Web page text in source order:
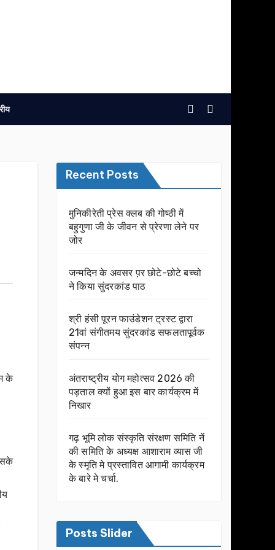
के
Recent Posts
मुनिकीरेती प्रेस क्लब की गोष्ठी में
बहुगुणा जी के जीवन से प्रेरणा लेने पर
जोर
जन्मदिन के अवसर प़र छोटे-छोटे बच्चो
ने किया सुंदरकांड पाठ
श्री हंसी पूरन फाउंडेशन ट्रस्ट द्वारा
21वां संगीतमय सुंदरकांड सफलतापूर्वक
संपन्न
अंतराष्ट्रीय योग महोत्सव 2026 की
पड़ताल क्यों हुआ इस बार कार्यक्रम में
निखार
गढ़ भूमि लोक संस्कृति संरक्षण समिति नें
की समिति के अध्यक्ष आशाराम व्यास जी
के स्मृति मे प्रस्तावित आगामी कार्यक्रम
के बारे मे चर्चा.
Posts Slider